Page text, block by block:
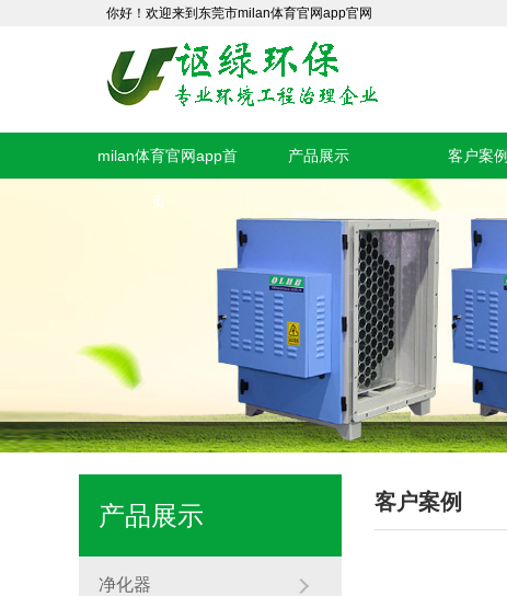
你好！欢迎来到东莞市milan体育官网app官网
milan体育官网app首
页
产品展示 客户案例
产品展示
净化器
客户案例